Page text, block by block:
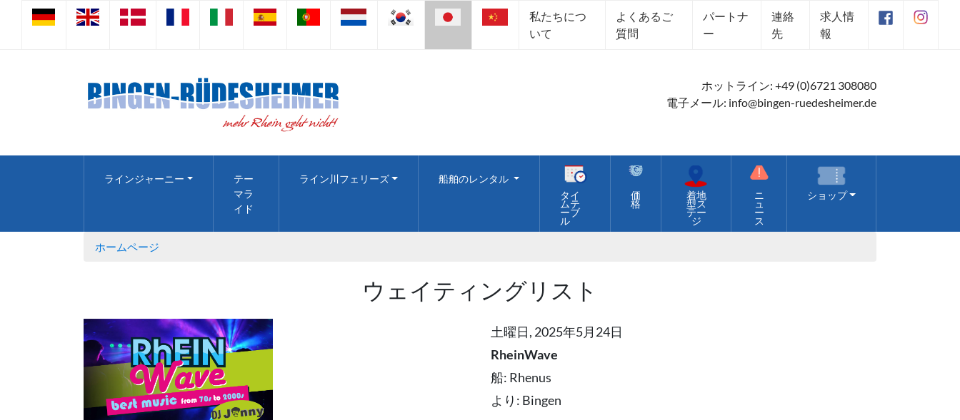
私たちにつ
いて
よくあるご
質問
パートナ
ー
連絡
先
求人情
報
ホットライン: +49 (0)6721 308080
電子メール: info@bingen-ruedesheimer.de
ラインジャーニー
テー
マラ
イド
ライン川フェリーズ
船舶のレンタル
タイ
ムテ
ーブ
ル
価
格
着地
型ス
テー
ジ
ニ
ュ
ー
ス
ショップ
ホームページ
ウェイティングリスト
土曜日, 2025年5月24日
RheinWave
船: Rhenus
より: Bingen